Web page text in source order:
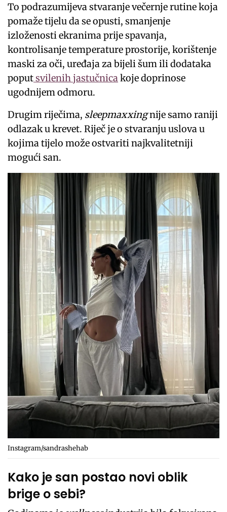
To podrazumijeva stvaranje večernje rutine koja
pomaže tijelu da se opusti, smanjenje
izloženosti ekranima prije spavanja,
kontrolisanje temperature prostorije, korištenje
maski za oči, uređaja za bijeli šum ili dodataka
poputsvilenih jastučnicakoje doprinose
ugodnijem odmoru.
Drugim riječima, sleepmaxxingnije samo raniji
odlazak u krevet. Riječ je o stvaranju uslova u
kojima tijelo može ostvariti najkvalitetniji
mogući san.
Instagram/sandrashehab
Kako je san postao novi oblik
brige o sebi?